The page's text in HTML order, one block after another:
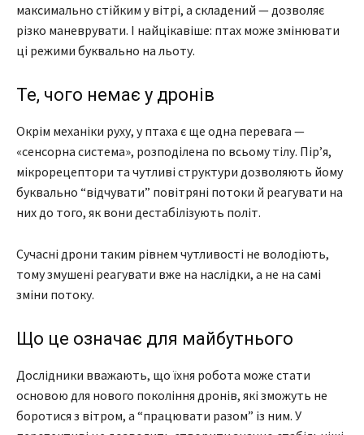
максимально стійким у вітрі, а складений — дозволяє
різко маневрувати. І найцікавіше: птах може змінювати
ці режими буквально на льоту.
Те, чого немає у дронів
Окрім механіки руху, у птаха є ще одна перевага —
«сенсорна система», розподілена по всьому тілу. Пір’я,
мікрорецептори та чутливі структури дозволяють йому
буквально “відчувати” повітряні потоки й реагувати на
них до того, як вони дестабілізують політ.
Сучасні дрони таким рівнем чутливості не володіють,
тому змушені реагувати вже на наслідки, а не на самі
зміни потоку.
Що це означає для майбутнього
Дослідники вважають, що їхня робота може стати
основою для нового покоління дронів, які зможуть не
боротися з вітром, а “працювати разом” із ним. У